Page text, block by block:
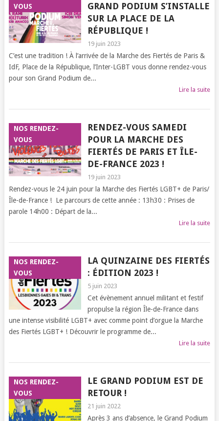
VOUS
GRAND PODIUM S’INSTALLE
SUR LA PLACE DE LA
RÉPUBLIQUE !
19 juin 2023
C’est une tradition ! À l’arrivée de la Marche des Fiertés de Paris &
IdF, Place de la République, l’Inter-LGBT vous donne rendez-vous
pour son Grand Podium de...
Lire la suite
NOS RENDEZ-
VOUS
RENDEZ-VOUS SAMEDI
POUR LA MARCHE DES
FIERTÉS DE PARIS ET ÎLE-
DE-FRANCE 2023 !
19 juin 2023
Rendez-vous le 24 juin pour la Marche des Fiertés LGBT+ de Paris/
Île-de-France ! Le parcours de cette année : 13h30 : Prises de
parole 14h00 : Départ de la...
Lire la suite
NOS RENDEZ-
VOUS
LA QUINZAINE DES FIERTÉS
: ÉDITION 2023 !
5 juin 2023
Cet évènement annuel militant et festif
propulse la région Île-de-France dans
une intense visibilité LGBT+ avec comme point d’orgue la Marche
des Fiertés LGBT+ ! Découvrir le programme de...
Lire la suite
NOS RENDEZ-
VOUS
LE GRAND PODIUM EST DE
RETOUR !
21 juin 2022
Après 3 ans d’absence, le Grand Podium